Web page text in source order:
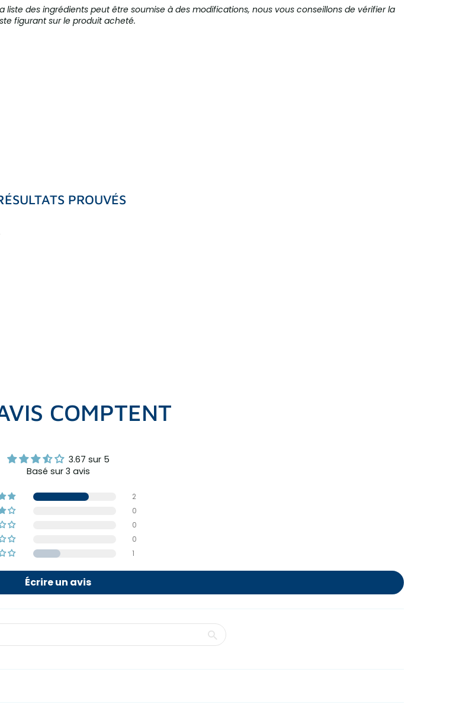
liste des ingrédients peut être soumise à des modifications, nous vous conseillons de vérifier la
figurant sur le produit acheté.
PROUVÉS
COMPTENT
3.67 sur 5
Basé sur 3 avis
2
0
0
0
1
Écrire un avis